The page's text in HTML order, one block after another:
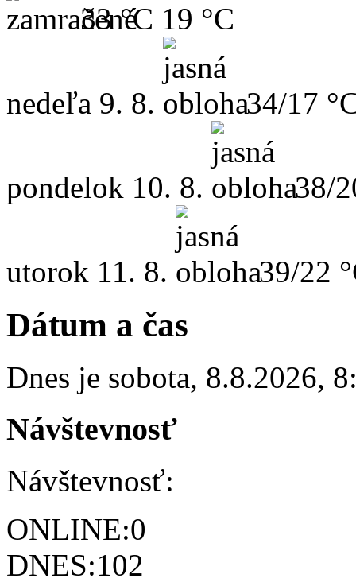
33 °C 19 °C
nedeľa 9. 8. 34/17
pondelok 10. 8. 38/
utorok 11. 8. 39/22
Dátum a čas
Dnes je sobota, 8.8.2026,
Návštevnosť
Návštevnosť:
ONLINE:0
DNES:102